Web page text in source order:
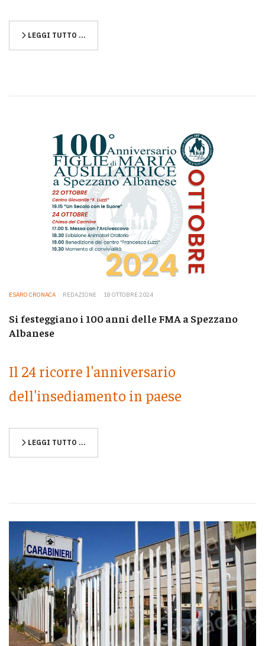
LEGGI TUTTO …
ESARO CRONACA REDAZIONE 18 OTTOBRE 2024
Si festeggiano i 100 anni delle FMA a Spezzano
Albanese
Il 24 ricorre l'anniversario
dell'insediamento in paese
LEGGI TUTTO …